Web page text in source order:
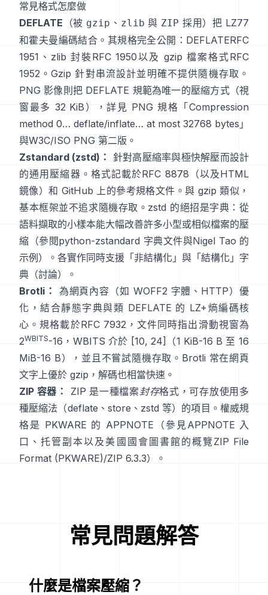
常見格式怎麼做
DEFLATE （被 gzip 、 zlib 與 ZIP 採用）把 LZ77
和霍夫曼編碼結合。其規格完全公開：DEFLATERFC
1951 、zlib 封裝RFC 1950以及 gzip 檔案格式RFC
1952 。Gzip 針對串流設計並明確不提供隨機存取 。
PNG 影像則把 DEFLATE 規範為唯一的壓縮方式（視
窗最多 32 KiB），詳見 PNG 規格 「Compression
method 0… deflate/inflate… at most 32768 bytes」
與W3C/ISO PNG 第二版 。
Zstandard (zstd)：
針對高壓縮率與極快解壓而設計
的通用壓縮器。格式記載於RFC 8878 （以及HTML
鏡像）和 GitHub 上的參考規格文件 。與 gzip 類似，
基本框架並不追求隨機存取 。zstd 的絕招是字典：從
語料擷取的小樣本能大幅改善許多小型或相似檔案的壓
縮（參閱python-zstandard 字典文件與Nigel Tao 的
示例 ）。各實作同時支援「非結構化」與「結構化」字
典 （討論）
。
Brotli：
為網頁內容（如 WOFF2 字體、HTTP）優
化，結合靜態字典與類 DEFLATE 的 LZ+熵編碼核
心。規格載於RFC 7932 ，文件同時指出滑動視窗為
2WBITS-16，WBITS 介於 [10, 24]（1 KiB-16 B 至 16
MiB-16 B），並且不嘗試隨機存取 。Brotli 常在網頁
文字上優於 gzip，解碼也相當快速。
ZIP 容器：
ZIP 是一種檔案封存格式，可存放使用多
種壓縮法（deflate、store、zstd 等）的項目。權威規
格是 PKWARE 的 APPNOTE（參見APPNOTE 入
口 、托管副本以及美國國會圖書館的概覽ZIP File
Format (PKWARE)/ZIP 6.3.3）。
常見問題解答
什麼是檔案壓縮？